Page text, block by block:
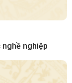
nghề nghiệp